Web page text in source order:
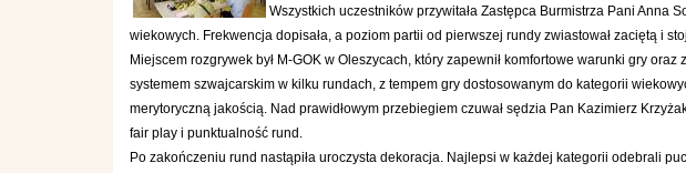
Wszystkich uczestników przywitała Zastępca Burmistrza Pani Anna
wiekowych. Frekwencja dopisała, a poziom partii od pierwszej rundy zwiastował zaciętą i
Miejscem rozgrywek był M-GOK w Oleszycach, który zapewnił komfortowe warunki gry
systemem szwajcarskim w kilku rundach, z tempem gry dostosowanym do kategorii
merytoryczną jakością. Nad prawidłowym przebiegiem czuwał sędzia Pan Kazimierz
fair play i punktualność rund.
Po zakończeniu rund nastąpiła uroczysta dekoracja. Najlepsi w każdej kategorii odebrali